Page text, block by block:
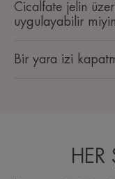
Cicalfate jelin
uygulayabilir
Bir yara izi
HER